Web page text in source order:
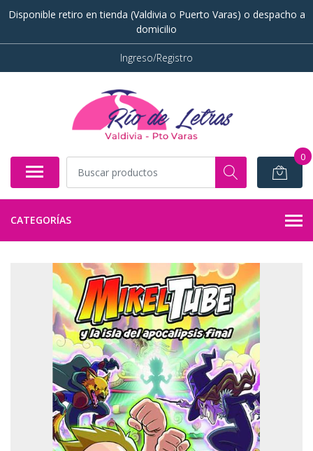
Disponible retiro en tienda (Valdivia o Puerto Varas) o despacho a
domicilio
Ingreso/Registro
0
CATEGORÍAS